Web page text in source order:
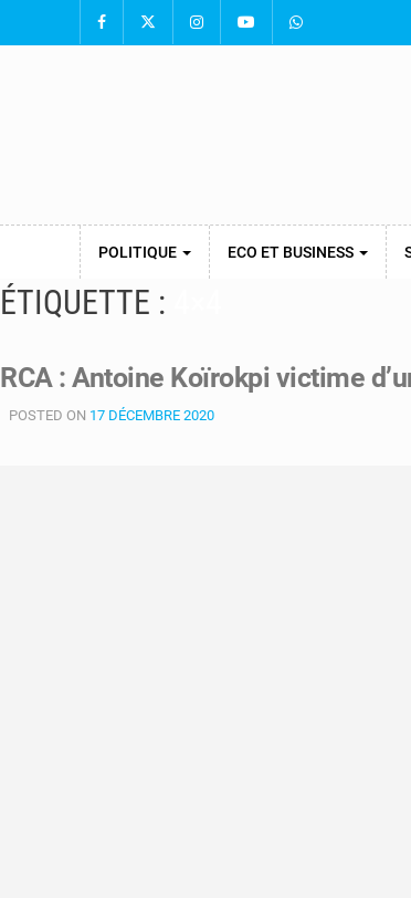
POLITIQUE ECO ET BUSINESS
ÉTIQUETTE :
RCA : Antoine Koïrokpi victime
POSTED ON 17 DÉCEMBRE 2020